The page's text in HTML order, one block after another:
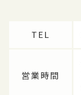
TEL
営業時間